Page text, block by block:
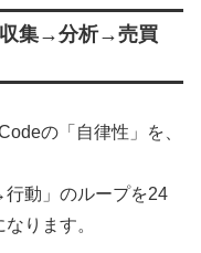
収集→分析→売買
の「自律性」を、
動」のループを24
ります。